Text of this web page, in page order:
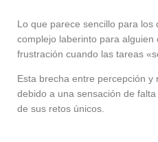
Lo que parece sencillo para los
complejo laberinto para
frustración cuando las tareas
Esta brecha entre percepción
debido a una sensación de
de sus retos únicos.